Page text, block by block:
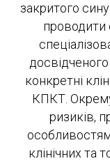
закритого
проводити
конкретні
КПКТ.
ризиків,
клінічних та